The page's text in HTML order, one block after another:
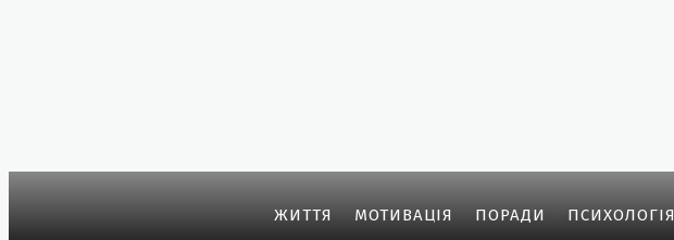
ЖИТТЯ МОТИВАЦIЯ ПОРАДИ ПСИХОЛОГІЯ